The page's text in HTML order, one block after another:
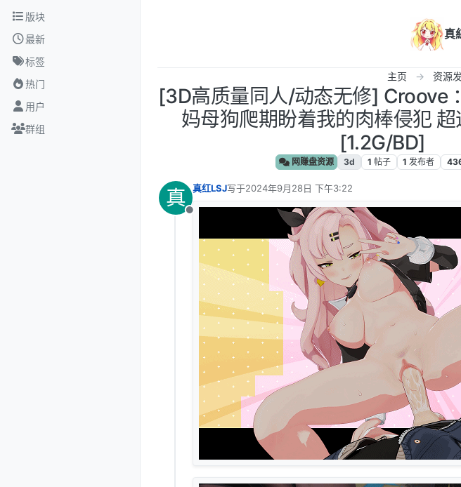
跳转至内容
版块
最新
标签
热门
用户
群组
真
主页 资源
[3D高质量同人/动态无修] Croove
妈母狗爬期盼着我的肉棒侵犯
[1.2G/BD]
网赚盘资源 3d 1 帖子 1 发布者
真
离线
真红LSJ写于2024年9月28日 下午3:22
最后由 编辑